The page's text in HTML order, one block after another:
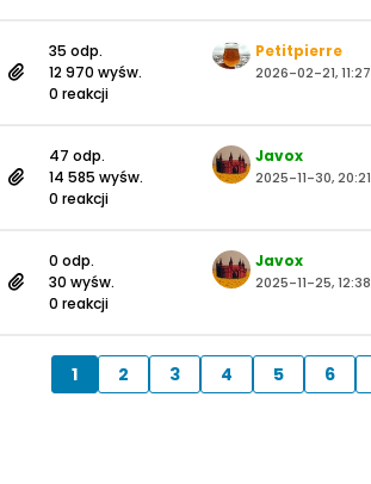
35 odp.
12 970 wyśw.
0 reakcji
Petitpierre
2026-02-21, 11:27
47 odp.
14 585 wyśw.
0 reakcji
Javox
2025-11-30, 20:21
0 odp.
30 wyśw.
0 reakcji
Javox
2025-11-25, 12:38
1 2 3 4 5 6